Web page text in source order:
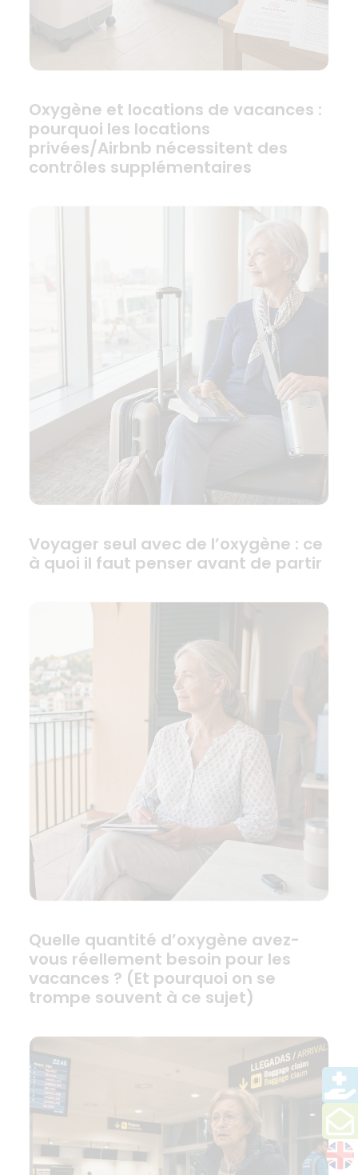
Oxygène et locations de vacances :
pourquoi les locations
privées/Airbnb nécessitent des
contrôles supplémentaires
Voyager seul avec de l’oxygène : ce
à quoi il faut penser avant de partir
Quelle quantité d’oxygène avez-
vous réellement besoin pour les
vacances ? (Et pourquoi on se
trompe souvent à ce sujet)